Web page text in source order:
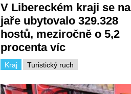
V Libereckém kraji se na
jaře ubytovalo 329.328
hostů, meziročně o 5,2
procenta víc
Kraj Turistický ruch